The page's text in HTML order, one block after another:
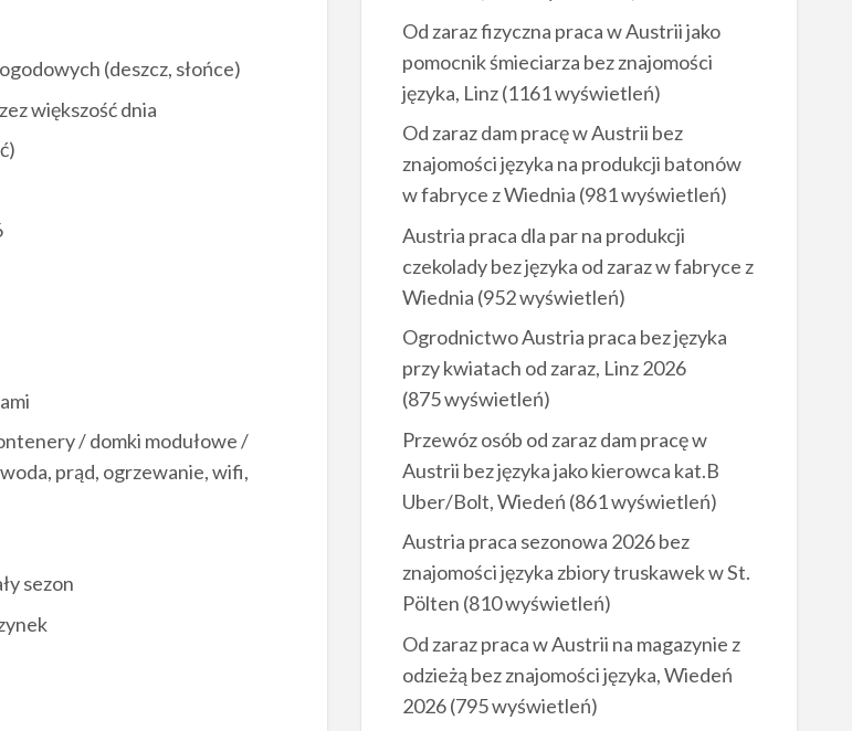
(deszcz, słońce)
większość dnia
/ domki modułowe /
prąd, ogrzewanie, wifi,
sezon
Od zaraz fizyczna praca w Austrii jako
pomocnik śmieciarza bez znajomości
języka, Linz(1161 wyświetleń)
Od zaraz dam pracę w Austrii bez
znajomości języka na produkcji batonów
w fabryce z Wiednia (981 wyświetleń)
Austria praca dla par na produkcji
czekolady bez języka od zaraz w fabryce z
Wiednia (952 wyświetleń)
Ogrodnictwo Austria praca bez języka
przy kwiatach od zaraz, Linz 2026
(875 wyświetleń)
Przewóz osób od zaraz dam pracę w
Austrii bez języka jako kierowca kat.B
Uber/Bolt, Wiedeń (861 wyświetleń)
Austria praca sezonowa 2026 bez
znajomości języka zbiory truskawek w St.
Pölten (810 wyświetleń)
Od zaraz praca w Austrii na magazynie z
odzieżą bez znajomości języka, Wiedeń
2026(795 wyświetleń)